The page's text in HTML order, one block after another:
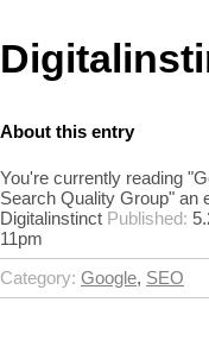
About this entry
You're currently reading
Search Quality Group" an
Digitalinstinct Published:
11pm
Category: Google, SEO